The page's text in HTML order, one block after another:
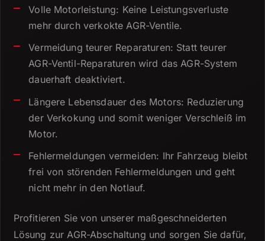
Volle Motorleistung: Keine Leistungsverluste
mehr durch verkokte AGR-Ventile.
Vermeidung teurer Reparaturen: Statt teurer
AGR-Ventil-Reparaturen wird das AGR-System
dauerhaft deaktiviert.
Längere Lebensdauer des Motors: Reduzierung
der Verkokung und somit weniger Verschleiß im
Motor.
Fehlermeldungen vermeiden: Ihr Fahrzeug bleibt
frei von störenden Fehlermeldungen und geht
nicht mehr in den Notlauf.
Profitieren Sie von unserer maßgeschneiderten
Lösung zur AGR-Abschaltung und sorgen Sie dafür,